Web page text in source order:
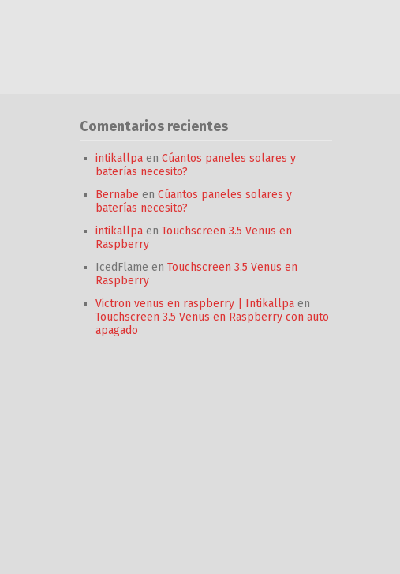
Comentarios recientes
intikallpa en Cúantos paneles solares y
baterías necesito?
Bernabe en Cúantos paneles solares y
baterías necesito?
intikallpa en Touchscreen 3.5 Venus en
Raspberry
IcedFlame en Touchscreen 3.5 Venus en
Raspberry
Victron venus en raspberry | Intikallpa en
Touchscreen 3.5 Venus en Raspberry con auto
apagado